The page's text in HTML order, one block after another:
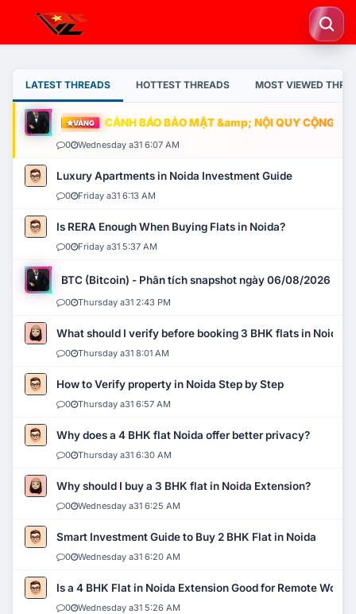
LATEST THREADS HOTTEST THREADS MOST VIEWED
VÀNG CẢNH BÁO BẢO MẬT &amp; NỘI QUY CỘNG
0 Wednesday a31 6:07 AM
Luxury Apartments in Noida Investment Guide
0 Friday a31 6:13 AM
Is RERA Enough When Buying Flats in Noida?
0 Friday a31 5:37 AM
BTC (Bitcoin) - Phân tích snapshot ngày 06/08/2026
0 Thursday a31 2:43 PM
What should I verify before booking 3 BHK flats in Noida?
0 Thursday a31 8:01 AM
How to Verify property in Noida Step by Step
0 Thursday a31 6:57 AM
Why does a 4 BHK flat Noida offer better privacy?
0 Thursday a31 6:30 AM
Why should I buy a 3 BHK flat in Noida Extension?
0 Wednesday a31 6:25 AM
Smart Investment Guide to Buy 2 BHK Flat in Noida
0 Wednesday a31 6:20 AM
Is a 4 BHK Flat in Noida Extension Good for Remote Work?
0 Wednesday a31 5:26 AM